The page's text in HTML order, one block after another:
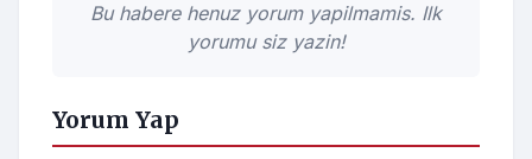
Bu habere henuz yorum yapilmamis. Ilk
yorumu siz yazin!
Yorum Yap